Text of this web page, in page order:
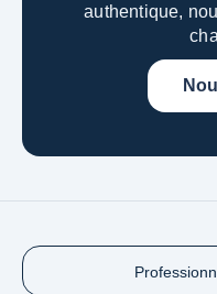
authentique,